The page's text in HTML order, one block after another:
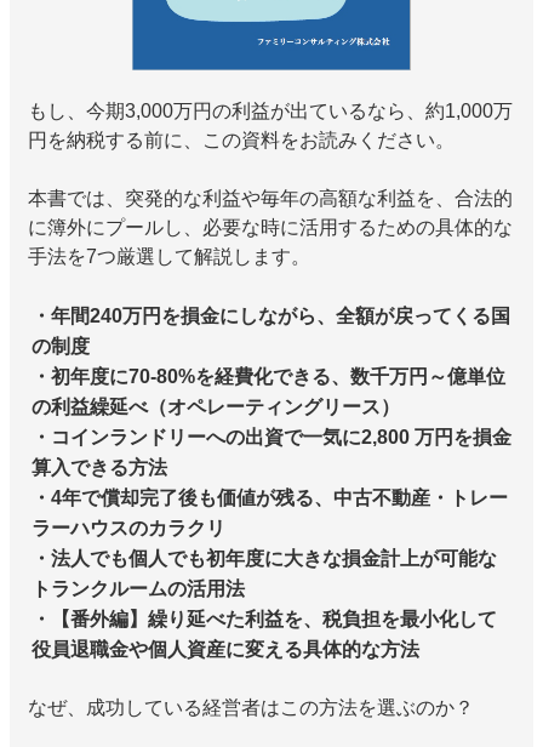
もし、今期3,000万円の利益が出ているなら、約1,000万
円を納税する前に、この資料をお読みください。
本書では、突発的な利益や毎年の高額な利益を、合法的
に簿外にプールし、必要な時に活用するための具体的な
手法を7つ厳選して解説します。
・年間240万円を損金にしながら、全額が戻ってくる国
の制度
・初年度に70-80%を経費化できる、数千万円～億単位
の利益繰延べ（オペレーティングリース）
・コインランドリーへの出資で一気に2,800 万円を損金
算入できる方法
・4年で償却完了後も価値が残る、中古不動産・トレー
ラーハウスのカラクリ
・法人でも個人でも初年度に大きな損金計上が可能な
トランクルームの活用法
・【番外編】繰り延べた利益を、税負担を最小化して
役員退職金や個人資産に変える具体的な方法
なぜ、成功している経営者はこの方法を選ぶのか？